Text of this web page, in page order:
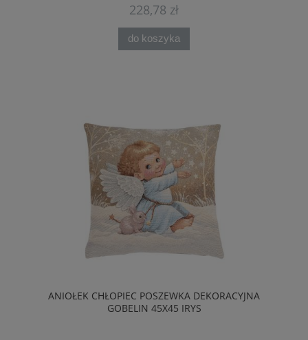
228,78 zł
do koszyka
ANIOŁEK CHŁOPIEC POSZEWKA DEKORACYJNA
GOBELIN 45X45 IRYS